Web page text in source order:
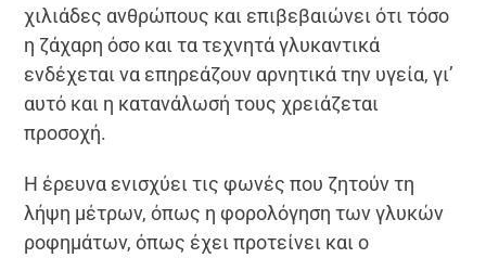
χιλιάδες ανθρώπους και επιβεβαιώνει ότι τόσο
η ζάχαρη όσο και τα τεχνητά γλυκαντικά
ενδέχεται να επηρεάζουν αρνητικά την υγεία, γι’
αυτό και η κατανάλωσή τους χρειάζεται
προσοχή.
Η έρευνα ενισχύει τις φωνές που ζητούν τη
λήψη μέτρων, όπως η φορολόγηση των γλυκών
ροφημάτων, όπως έχει προτείνει και ο